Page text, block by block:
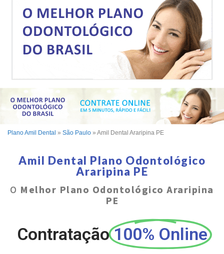
Plano Amil Dental » São Paulo » Amil Dental Araripina PE
Amil Dental Plano Odontológico
Araripina PE
O Melhor Plano Odontológico Araripina
PE
Contratação 100% Online